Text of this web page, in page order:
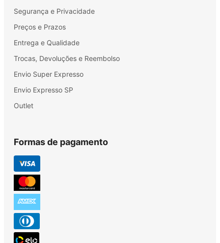
Segurança e Privacidade
Preços e Prazos
Entrega e Qualidade
Trocas, Devoluções e Reembolso
Envio Super Expresso
Envio Expresso SP
Outlet
Formas de pagamento